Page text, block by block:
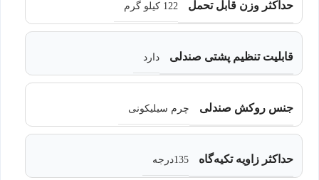
حداکثر وزن قابل تحمل 122 کیلو گرم
قابلیت تنظیم پشتی صندلی دارد
جنس روکش صندلی چرم سیلیکونی
حداکثر زاویه تکیه‌گاه 135درجه